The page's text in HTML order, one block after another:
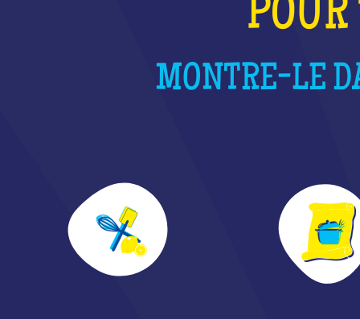
MONTRE-LE